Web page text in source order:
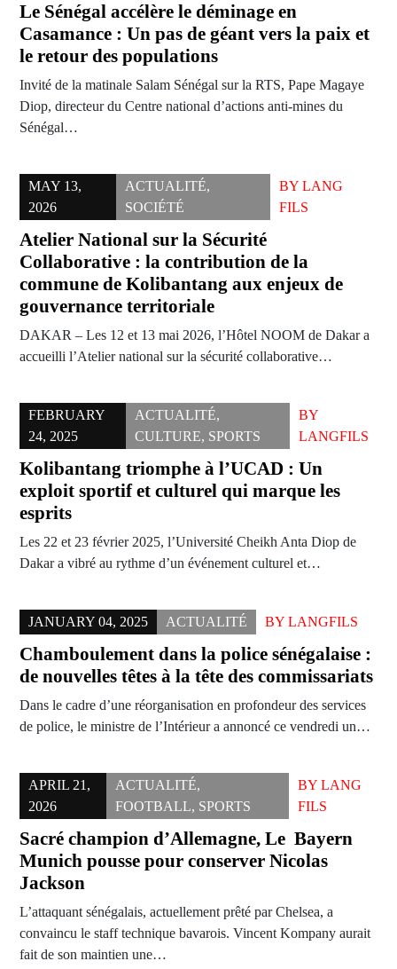
Le Sénégal accélère le déminage en
Casamance : Un pas de géant vers la paix et
le retour des populations
Invité de la matinale Salam Sénégal sur la RTS, Pape Magaye
Diop, directeur du Centre national d’actions anti-mines du
Sénégal…
MAY 13,
2026
ACTUALITÉ,
SOCIÉTÉ
BYLANG
FILS
Atelier National sur la Sécurité
Collaborative : la contribution de la
commune de Kolibantang aux enjeux de
gouvernance territoriale
DAKAR – Les 12 et 13 mai 2026, l’Hôtel NOOM de Dakar a
accueilli l’Atelier national sur la sécurité collaborative…
FEBRUARY
24, 2025
ACTUALITÉ,
CULTURE, SPORTS
BY
LANGFILS
Kolibantang triomphe à l’UCAD : Un
exploit sportif et culturel qui marque les
esprits
Les 22 et 23 février 2025, l’Université Cheikh Anta Diop de
Dakar a vibré au rythme d’un événement culturel et…
JANUARY 04, 2025 ACTUALITÉ BY LANGFILS
Chamboulement dans la police sénégalaise :
de nouvelles têtes à la tête des commissariats
Dans le cadre d’une réorganisation en profondeur des services
de police, le ministre de l’Intérieur a annoncé ce vendredi un…
APRIL 21,
2026
ACTUALITÉ,
FOOTBALL, SPORTS
BY LANG
FILS
Sacré champion d’Allemagne, Le Bayern
Munich pousse pour conserver Nicolas
Jackson
L’attaquant sénégalais, actuellement prêté par Chelsea, a
convaincu le staff technique bavarois. Vincent Kompany aurait
fait de son maintien une…